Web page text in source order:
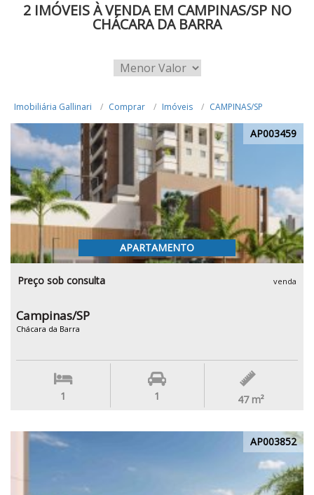
2 IMÓVEIS À VENDA EM CAMPINAS/SP NO
CHÁCARA DA BARRA
Imobiliária Gallinari Comprar Imóveis CAMPINAS/SP
AP003459
APARTAMENTO
Preço sob consulta venda
Campinas/SP
Chácara da Barra
1 1 47 m²
AP003852